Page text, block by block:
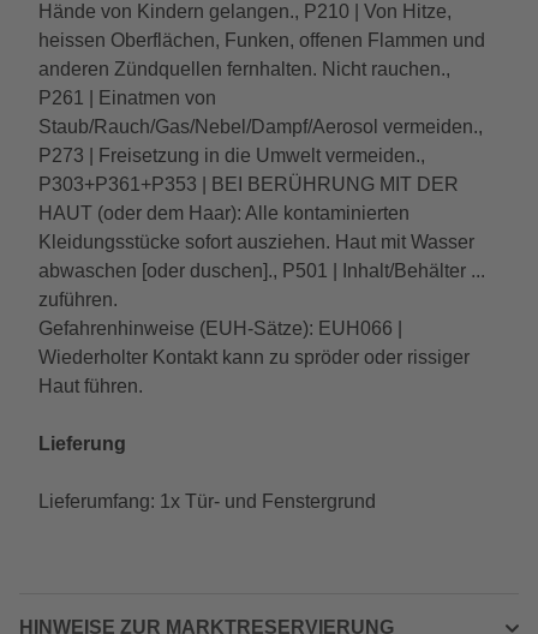
Hände von Kindern gelangen., P210 | Von Hitze,
heissen Oberflächen, Funken, offenen Flammen und
anderen Zündquellen fernhalten. Nicht rauchen.,
P261 | Einatmen von
Staub/Rauch/Gas/Nebel/Dampf/Aerosol vermeiden.,
P273 | Freisetzung in die Umwelt vermeiden.,
P303+P361+P353 | BEI BERÜHRUNG MIT DER
HAUT (oder dem Haar): Alle kontaminierten
Kleidungsstücke sofort ausziehen. Haut mit Wasser
abwaschen [oder duschen]., P501 | Inhalt/Behälter ...
zuführen.
Gefahrenhinweise (EUH-Sätze): EUH066 |
Wiederholter Kontakt kann zu spröder oder rissiger
Haut führen.
Lieferung
Lieferumfang: 1x Tür- und Fenstergrund
HINWEISE ZUR MARKTRESERVIERUNG